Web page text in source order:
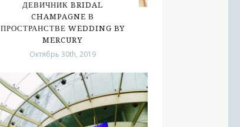
ДЕВИЧНИК BRIDAL
CHAMPAGNE В
ПРОСТРАНСТВЕ WEDDING BY
MERCURY
Октябрь 30th, 2019